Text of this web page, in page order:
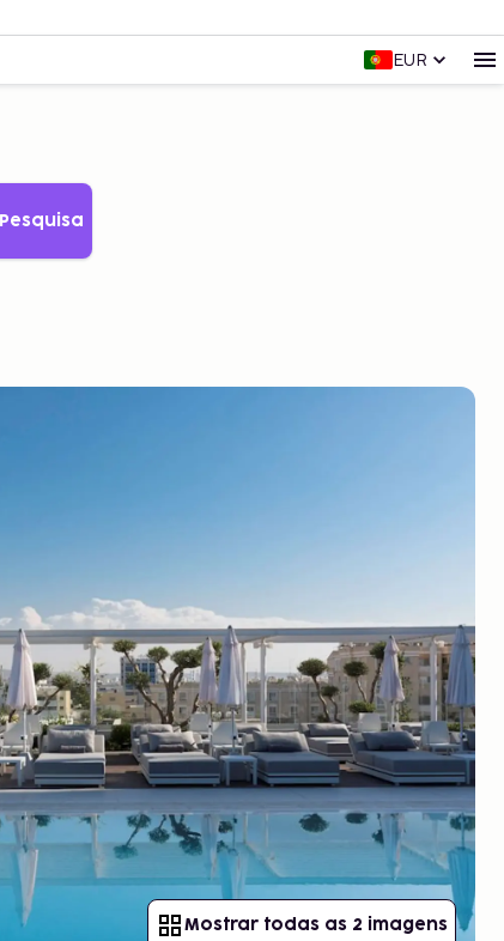
EUR
Pesquisa
Mostrar todas as 2 imagens